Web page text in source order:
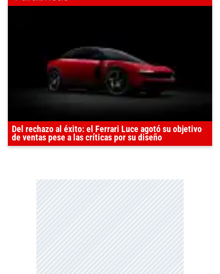
Del rechazo al éxito: el Ferrari Luce agotó su objetivo
de ventas pese a las críticas por su diseño